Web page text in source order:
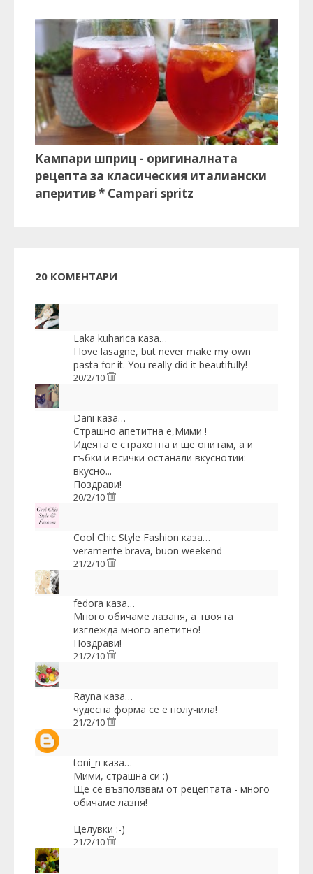
Кампари шприц - оригиналната
рецепта за класическия италиански
аперитив * Campari spritz
20 КОМЕНТАРИ
Laka kuharica каза…
I love lasagne, but never make my own
pasta for it. You really did it beautifully!
20/2/10
Dani каза…
Страшно апетитна е,Мими !
Идеята е страхотна и ще опитам, а и
гъбки и всички останали вкуснотии:
вкусно...
Поздрави!
20/2/10
Cool Chic Style Fashion каза…
veramente brava, buon weekend
21/2/10
fedora каза…
Много обичаме лазаня, а твоята
изглежда много апетитно!
Поздрави!
21/2/10
Rayna каза…
чудесна форма се е получила!
21/2/10
toni_n каза…
Мими, страшна си :)
Ще се възползвам от рецептата - много
обичаме лазня!
Целувки :-)
21/2/10